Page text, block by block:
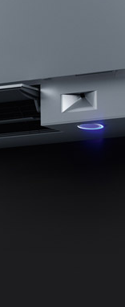
žmonėms,
Tai
tiek